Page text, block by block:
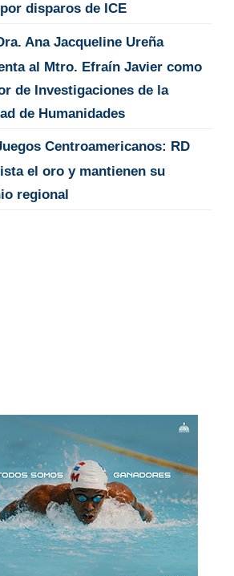
disparos de ICE
Ana Jacqueline Ureña
al Mtro. Efraín Javier como
de Investigaciones de la
de Humanidades
Centroamericanos: RD
el oro y mantienen su
regional